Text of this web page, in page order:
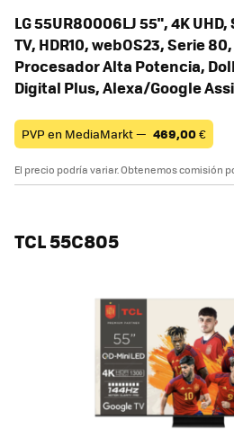
LG 55UR80006LJ 55", 4K
TV, HDR10, webOS23, Serie 80,
Procesador Alta Potencia,
Digital Plus, Alexa/Google
PVP en MediaMarkt — 469,00€
El precio podría variar. Obtenemos comisión
TCL 55C805